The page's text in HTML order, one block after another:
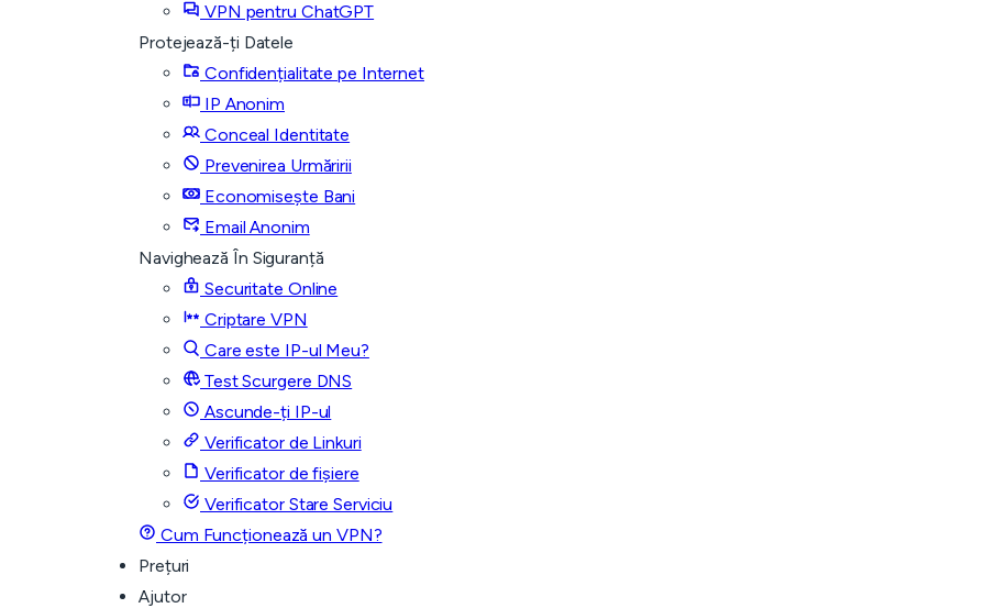
VPN pentru ChatGPT
Protejează-ți Datele
Confidențialitate pe Internet
IP Anonim
Conceal Identitate
Prevenirea Urmăririi
Economisește Bani
Email Anonim
Navighează În Siguranță
Securitate Online
Criptare VPN
Care este IP-ul Meu?
Test Scurgere DNS
Ascunde-ți IP-ul
Verificator de Linkuri
Verificator de fișiere
Verificator Stare Serviciu
Cum Funcționează un VPN?
Prețuri
Ajutor